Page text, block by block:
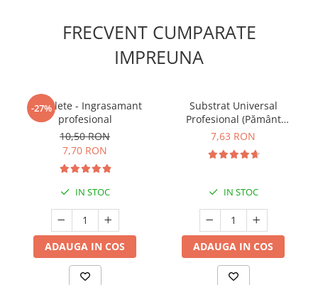
FRECVENT CUMPARATE
IMPREUNA
-27%
5 Tablete - Ingrasamant
profesional
10,50 RON
7,70 RON
IN STOC
ADAUGA IN COS
Substrat Universal
Profesional (Pământ
Premium) - 5 L
7,63 RON
IN STOC
ADAUGA IN COS